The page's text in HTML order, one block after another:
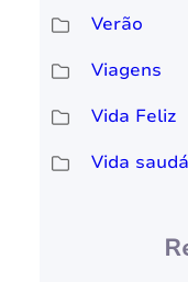
Verão
Viagens
Vida Feliz
Vida